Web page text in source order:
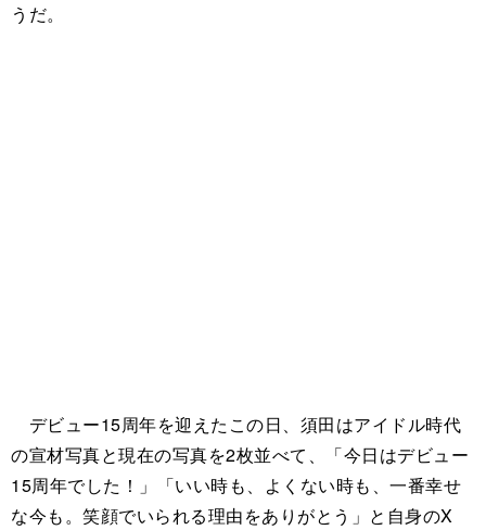
うだ。
デビュー15周年を迎えたこの日、須田はアイドル時代
の宣材写真と現在の写真を2枚並べて、「今日はデビュー
15周年でした！」「いい時も、よくない時も、一番幸せ
な今も。笑顔でいられる理由をありがとう」と自身のX